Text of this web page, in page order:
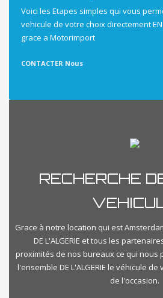
Voici les Etapes simples qui vous
vehicule de votre choix directement EN
grace a Motorimport
CONTACTER Nous
RECHERCHE
Grace à notre location qui est
DE L'ALGERIE et tous les
proximités de nos bureaux ce qui nous
l'ensemble DE L'ALGERIE le véhicule
de l'occasion.